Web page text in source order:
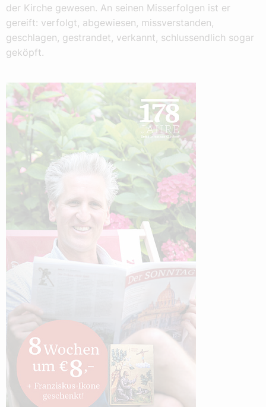
der Kirche gewesen. An seinen Misserfolgen ist er
gereift: verfolgt, abgewiesen, missverstanden,
geschlagen, gestrandet, verkannt, schlussendlich sogar
geköpft.